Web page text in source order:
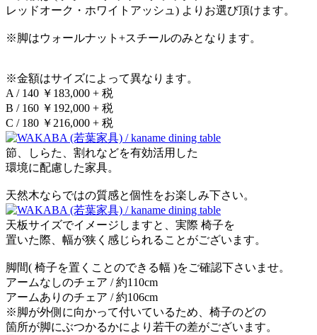
レッドオーク・ホワイトアッシュ) よりお選び頂けます。
※脚はウォールナット+スチールのみとなります。
※金額はサイズによって異なります。
A / 140 ￥183,000 + 税
B / 160 ￥192,000 + 税
C / 180 ￥216,000 + 税
節、しらた、割れなどを有効活用した
環境に配慮した家具。
天然木ならではの質感と個性をお楽しみ下さい。
天板サイズでイメージしますと、実際 椅子を
置いた際、幅が狭く感じられることがございます。
脚間( 椅子を置くことのできる幅 )をご確認下さいませ。
アームなしのチェア / 約110cm
アームありのチェア / 約106cm
※脚が外側に向かって付いているため、椅子のどの
箇所が脚にぶつかるかにより若干の差がございます。